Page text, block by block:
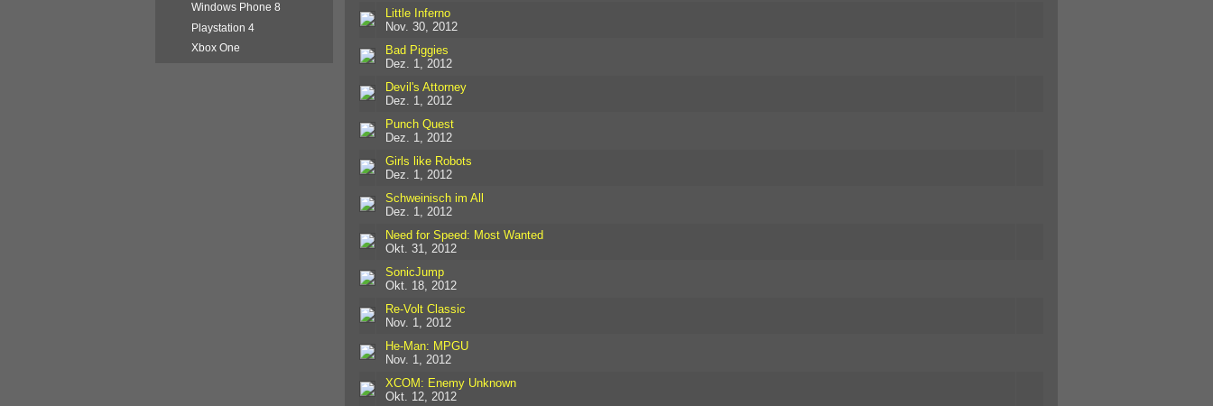
Little Inferno
Nov. 30, 2012
Bad Piggies
Dez. 1, 2012
Devil's Attorney
Dez. 1, 2012
Punch Quest
Dez. 1, 2012
Girls like Robots
Dez. 1, 2012
Schweinisch im All
Dez. 1, 2012
Need for Speed: Most Wanted
Okt. 31, 2012
SonicJump
Okt. 18, 2012
Re-Volt Classic
Nov. 1, 2012
He-Man: MPGU
Nov. 1, 2012
XCOM: Enemy Unknown
Okt. 12, 2012
Windows Phone 8
Playstation 4
Xbox One